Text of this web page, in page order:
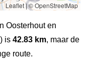
Leaflet|© OpenStreetMap
Oosterhout en
is 42.83 km, maar de
route.